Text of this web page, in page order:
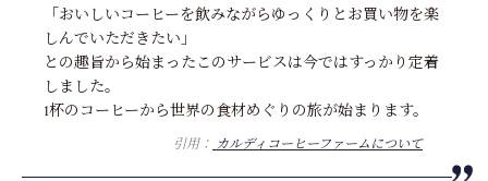
「おいしいコーヒーを飲みながらゆっくりとお買い物を楽
しんでいただきたい」
との趣旨から始まったこのサービスは今ではすっかり定着
しました。
1杯のコーヒーから世界の食材めぐりの旅が始まります。
引用： カルディコーヒーファームについて